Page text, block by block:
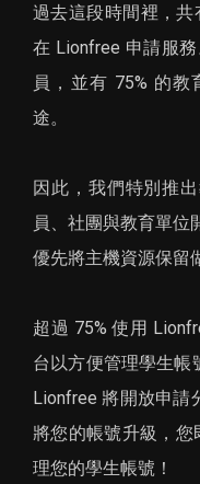
過去這段時間裡，
在 Lionfree 申請服
員，並有 75% 的
途。
因此，我們特別推
員、社團與教育單位
優先將主機資源保留
超過 75% 使用
台以方便管理學生帳
Lionfree 將開放申請
將您的帳號升級，您
理您的學生帳號！